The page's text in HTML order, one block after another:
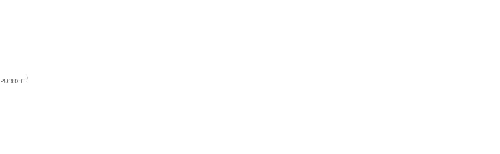
PUBLICITÉ